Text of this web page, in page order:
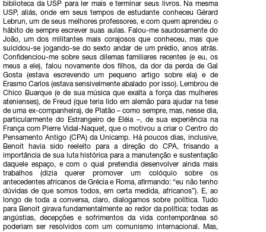
biblioteca da USP para ler mais e terminar seus livros. Na mesma
USP, aliás, onde em seus tempos de estudante conheceu Gérard
Lebrun, um de seus melhores professores, e com quem aprendeu o
hábito de sempre escrever suas aulas. Falou-me saudosamente do
João, um dos militantes mais corajosos que conheceu, mas que
suicidou-se jogando-se do sexto andar de um prédio, anos atrás.
Confidenciou-me sobre seus dilemas familiares recentes (e eu, os
meus a ele), falou novamente dos filhos, da dor da perda de Gal
Gosta (estava escrevendo um pequeno artigo sobre ela) e de
Erasmo Carlos (estava sensivelmente abalado por isso). Lembrou de
Chico Buarque (e de sua música que exalta a força das mulheres
atenienses), de Freud (que teria lido em alemão para ajudar na tese
de uma ex-companheira), de Platão – como sempre, mas, nesse dia,
particularmente do Estrangeiro de Eléia –, de sua experiência na
França com Pierre Vidal-Naquet, que o motivou a criar o Centro do
Pensamento Antigo (CPA) da Unicamp. Há poucos dias, inclusive,
Benoit havia sido reeleito para a direção do CPA, frisando a
importância de sua luta histórica para a manutenção e sustentação
daquele espaço, e com o qual pretendia desenvolver ainda mais
trabalhos (dizia querer promover um colóquio sobre os
antecedentes africanos de Grécia e Roma, afirmando: “eu não tenho
dúvidas de que somos todos, em certa medida, africanos”). E, ao
longo de toda a conversa, claro, dialogamos sobre política. Tudo
para Benoit girava fundamentalmente ao redor da política: todas as
angústias, decepções e sofrimentos da vida contemporânea só
poderiam ser resolvidos com um comunismo internacional. Mas,